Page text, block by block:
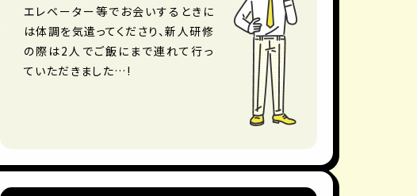
エレベーター等でお会いするときに
は体調を気遣ってくださり、新人研修
の際は2人でご飯にまで連れて行っ
ていただきました…!